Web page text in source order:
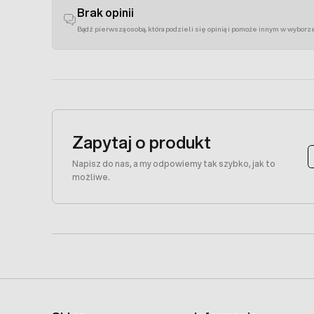
Brak opinii
Bądź pierwszą osobą, która podzieli się opinią i pomoże innym w
Zapytaj o produkt
Napisz do nas, a my odpowiemy tak szybko, jak to
możliwe.